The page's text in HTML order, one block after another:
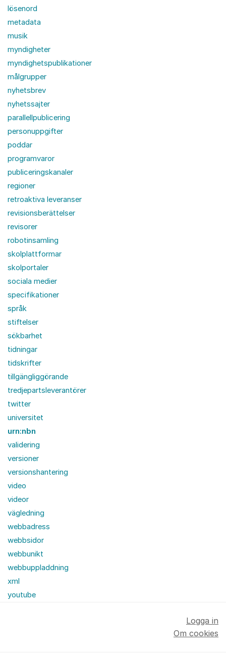
lösenord
metadata
musik
myndigheter
myndighetspublikationer
målgrupper
nyhetsbrev
nyhetssajter
parallellpublicering
personuppgifter
poddar
programvaror
publiceringskanaler
regioner
retroaktiva leveranser
revisionsberättelser
revisorer
robotinsamling
skolplattformar
skolportaler
sociala medier
specifikationer
språk
stiftelser
sökbarhet
tidningar
tidskrifter
tillgängliggörande
tredjepartsleverantörer
twitter
universitet
urn:nbn
validering
versioner
versionshantering
video
videor
vägledning
webbadress
webbsidor
webbunikt
webbuppladdning
xml
youtube
Logga in
Om cookies